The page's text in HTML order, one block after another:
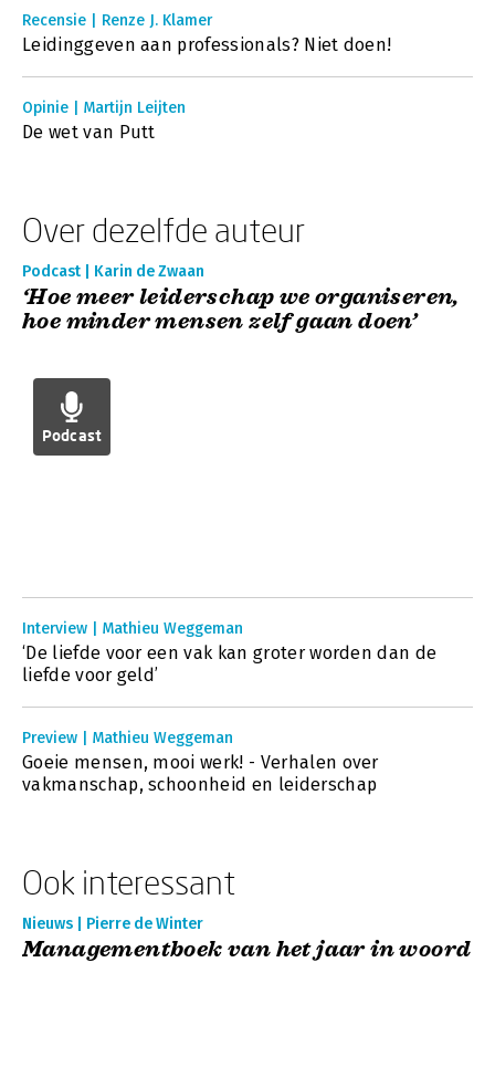
Recensie | Renze J. Klamer
Leidinggeven aan professionals? Niet doen!
Opinie | Martijn Leijten
De wet van Putt
Over dezelfde auteur
Podcast | Karin de Zwaan
‘Hoe meer leiderschap we organiseren,
hoe minder mensen zelf gaan doen’
Podcast
Interview | Mathieu Weggeman
‘De liefde voor een vak kan groter worden dan de
liefde voor geld’
Preview | Mathieu Weggeman
Goeie mensen, mooi werk! - Verhalen over
vakmanschap, schoonheid en leiderschap
Ook interessant
Nieuws | Pierre de Winter
Managementboek van het jaar in woord